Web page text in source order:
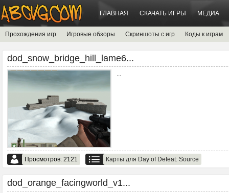
ГЛАВНАЯ СКАЧАТЬ ИГРЫ МЕДИА
Прохождения игр Игровые обзоры Скриншоты с игр Коды к играм
dod_snow_bridge_hill_lame6...
...
Просмотров: 2121 Карты для Day of Defeat: Source
dod_orange_facingworld_v1...